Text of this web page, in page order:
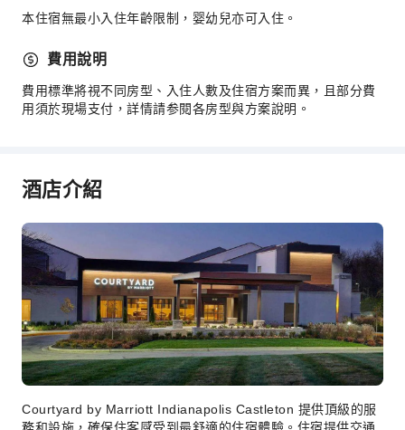
公共區域設施
公共區域wifi
花園
自動販賣機
代客泊車
櫃檯服務
外幣兌換服務
櫃檯貴重物品保險箱
快速入住退房
24 小時櫃檯
安全與保全
安全警報器
本住宿無最小入住年齡限制，婴幼兒亦可入住。
費用說明
費用標準將視不同房型、入住人數及住宿方案而異，且部分費
用須於現場支付，詳情請参閱各房型與方案說明。
酒店介紹
Courtyard by Marriott Indianapolis Castleton 提供頂級的服